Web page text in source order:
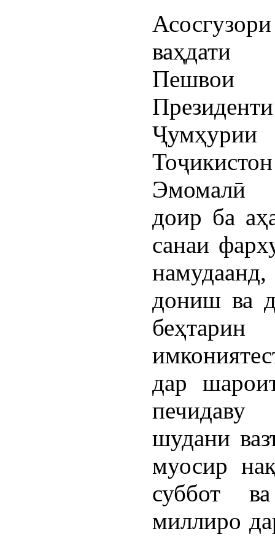
Пешвои
Президенти
Ҷумҳурии
доир ба
санаи
дониш ва
беҳтарин
дар
печидаву
шудани
муосир
суббот
миллиро